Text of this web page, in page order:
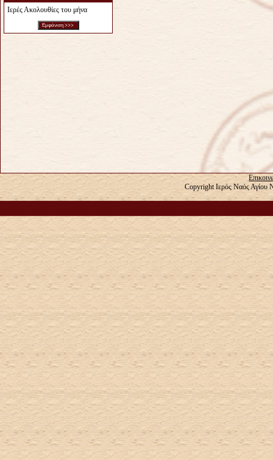
Ιερές Ακολουθίες του μήνα
Copyright Ιερός Ναός Αγίου